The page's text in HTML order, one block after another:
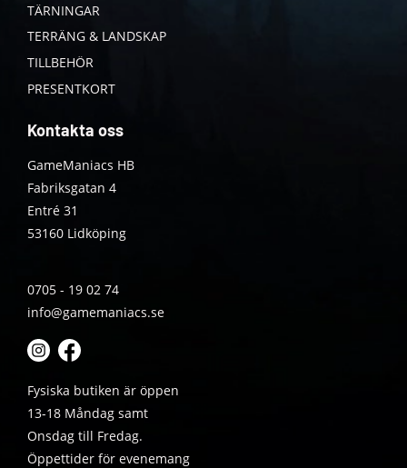
TÄRNINGAR
TERRÄNG & LANDSKAP
TILLBEHÖR
PRESENTKORT
Kontakta oss
GameManiacs HB
Fabriksgatan 4
Entré 31
53160 Lidköping
0705 - 19 02 74
info@gamemaniacs.se
Fysiska butiken är öppen
13-18 Måndag samt
Onsdag till Fredag.
Öppettider för evenemang